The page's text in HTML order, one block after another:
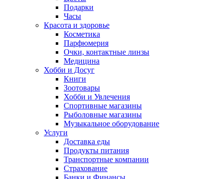
Подарки
Часы
Красота и здоровье
Косметика
Парфюмерия
Очки, контактные линзы
Медицина
Хобби и Досуг
Книги
Зоотовары
Хобби и Увлечения
Спортивные магазины
Рыболовные магазины
Музыкальное оборудование
Услуги
Доставка еды
Продукты питания
Транспортные компании
Страхование
Банки и Финансы